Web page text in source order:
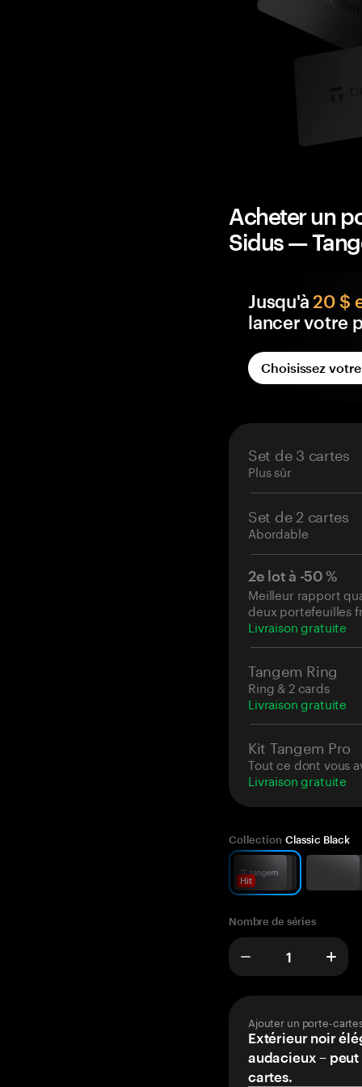
Acheter un
Sidus —
Jusqu'à20 $
lancer votre
Chaque
commande inclut
commandé
Versés sur
custody
Crédités sous
Choisissez
Set de 3 cartes
Plus sûr
Set de 2 cartes
Abordable
2e lot à -50 %
Meilleur rapport
deux portefeuilles
Livraison gratuite
Tangem Ring
Ring & 2 cards
Livraison gratuite
Kit Tangem Pro
Tout ce dont vous
Livraison gratuite
Collection Classic Black
Hit
Nombre de séries
Ajouter un porte-
Extérieur noir
audacieux –
cartes.